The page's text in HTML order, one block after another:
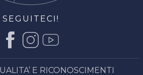
SEGUITECI!
E RICONOSCIMENTI